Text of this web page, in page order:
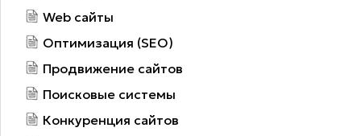
Web сайты
Оптимизация (SEO)
Продвижение сайтов
Поисковые системы
Конкуренция сайтов